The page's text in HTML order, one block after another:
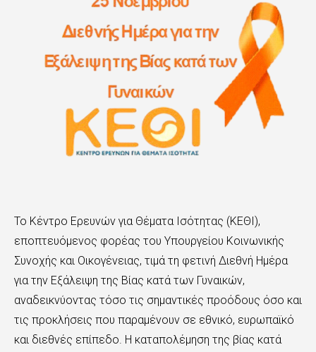
Το Κέντρο Ερευνών για Θέματα Ισότητας (ΚΕΘΙ),
εποπτευόμενος φορέας του Υπουργείου Κοινωνικής
Συνοχής και Οικογένειας, τιμά τη φετινή Διεθνή Ημέρα
για την Εξάλειψη της Βίας κατά των Γυναικών,
αναδεικνύοντας τόσο τις σημαντικές προόδους όσο και
τις προκλήσεις που παραμένουν σε εθνικό, ευρωπαϊκό
και διεθνές επίπεδο. Η καταπολέμηση της βίας κατά